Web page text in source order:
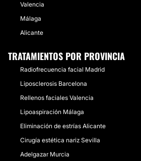
Valencia
Málaga
Alicante
TRATAMIENTOS POR PROVINCIA
Radiofrecuencia facial Madrid
Liposclerosis Barcelona
Rellenos faciales Valencia
Lipoaspiración Málaga
Eliminación de estrías Alicante
Cirugía estética nariz Sevilla
Adelgazar Murcia